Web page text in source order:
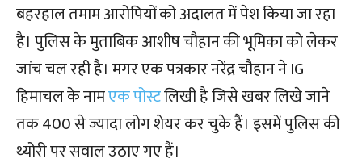
बहरहाल तमाम आरोपियों को अदालत में पेश किया जा रहा
है। पुलिस के मुताबिक आशीष चौहान की भूमिका को लेकर
जांच चल रही है। मगर एक पत्रकार नरेंद्र चौहान ने IG
हिमाचल के नामएक पोस्टलिखी है जिसे खबर लिखे जाने
तक 400 से ज्यादा लोग शेयर कर चुके हैं। इसमें पुलिस की
थ्योरी पर सवाल उठाए गए हैं।